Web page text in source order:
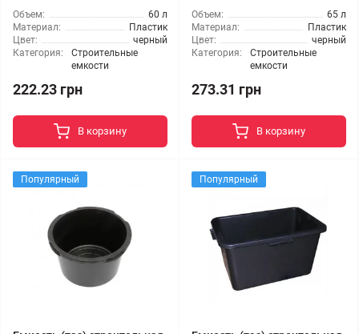
Объем:
60 л
Материал:
Пластик
Цвет:
черный
Категория:
Строительные
емкости
222.23 грн
В корзину
Объем:
65 л
Материал:
Пластик
Цвет:
черный
Категория:
Строительные
емкости
273.31 грн
В корзину
Популярный Популярный